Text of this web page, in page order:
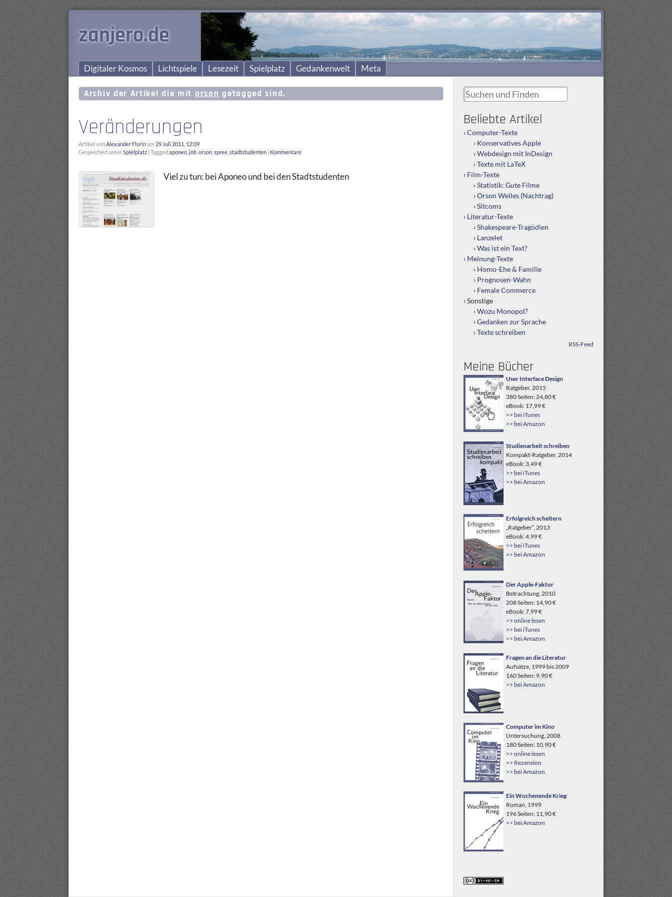
zanjero.de
Digitaler Kosmos Lichtspiele Lesezeit Spielplatz Gedankenwelt Meta
Archiv der Artikel die mit orson getagged sind.
Veränderungen
Artikel vonAlexander Florinam 29 Juli 2011, 12:09
Gespeichert unterSpielplatz | Taggedaponeo job orson spree stadtstudenten | Kommentare
Viel zu tun: bei Aponeo und bei den Stadtstudenten
Suchen und Finden
Beliebte Artikel
Computer-Texte
Konservatives Apple
Webdesign mit InDesign
Texte mit LaTeX
Film-Texte
Statistik: Gute Filme
Orson Welles (Nachtrag)
Sitcoms
Literatur-Texte
Shakespeare-Tragödien
Lanzelet
Was ist ein Text?
Meinung-Texte
Homo-Ehe & Familie
Prognosen-Wahn
Female Commerce
Sonstige
Wozu Monopol?
Gedanken zur Sprache
Texte schreiben
RSS-Feed
Meine Bücher
User Interface Design
Ratgeber, 2015
380 Seiten: 24,80 €
eBook: 17,99 €
>> bei iTunes
>> bei Amazon
Studienarbeit schreiben
Kompakt-Ratgeber, 2014
eBook: 3,49 €
>> bei iTunes
>> bei Amazon
Erfolgreich scheitern
„Ratgeber“, 2013
eBook: 4,99 €
>> bei iTunes
>> bei Amazon
Der Apple-Faktor
Betrachtung, 2010
208 Seiten: 14,90 €
eBook: 7,99 €
>> online lesen
>> bei iTunes
>> bei Amazon
Fragen an die Literatur
Aufsätze, 1999 bis 2009
160 Seiten: 9,90 €
>> bei Amazon
Computer im Kino
Untersuchung, 2008
180 Seiten: 10,90 €
>> online lesen
>> Rezension
>> bei Amazon
Ein Wochenende Krieg
Roman, 1999
196 Seiten: 11,90 €
>> bei Amazon